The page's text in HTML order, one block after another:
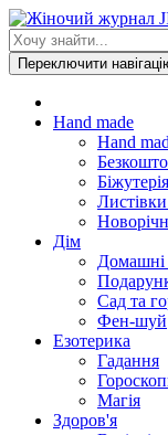
Переключити
Hand made
Hand
Дім
Домашні
Сад та
Фен-шуй
Езотерика
Гадання
Магія
Здоров'я